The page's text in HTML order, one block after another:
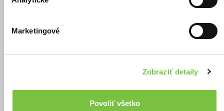
Marketingové
Zobraziť detaily
Povoliť všetko